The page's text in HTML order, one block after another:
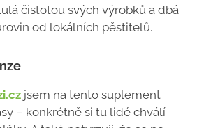
čistotou svých výrobků a dbá
od lokálních pěstitelů.
jsem na tento suplement
– konkrétně si tu lidé chválí